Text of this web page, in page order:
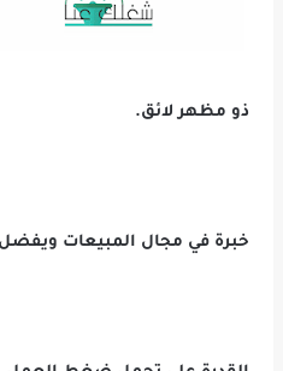
ذو مظهر لائق.
خبرة في مجال المبيعات